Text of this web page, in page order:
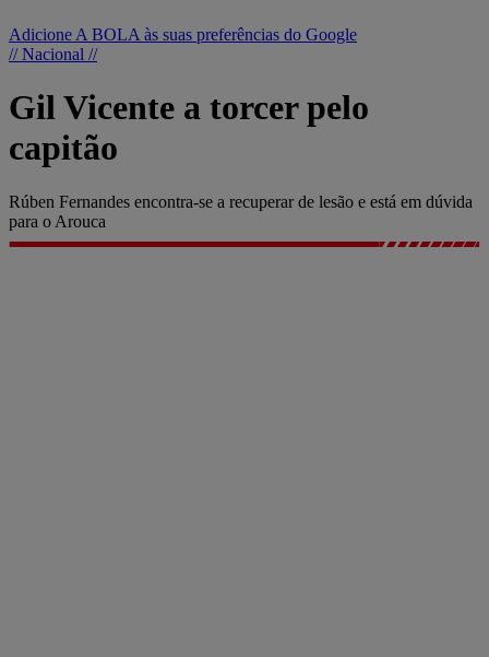
Adicione A BOLA às suas preferências do Google
// Nacional //
Gil Vicente a torcer pelo
capitão
Rúben Fernandes encontra-se a recuperar de lesão e está em dúvida
para o Arouca